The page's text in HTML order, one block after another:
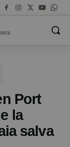
Port
la
salva